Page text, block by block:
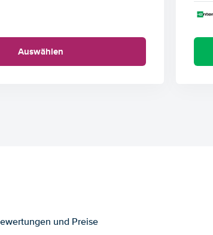
Auswählen
und Preise